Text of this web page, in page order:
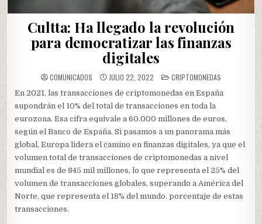
Cultta: Ha llegado la revolución
para democratizar las finanzas
digitales
COMUNICADOS JULIO 22, 2022 POSTED
IN
CRIPTOMONEDAS
En 2021, las transacciones de criptomonedas en España
supondrán el 10% del total de transacciones en toda la
eurozona. Esa cifra equivale a 60.000 millones de euros,
según el Banco de España. Si pasamos a un panorama más
global, Europa lidera el camino en finanzas digitales, ya que el
volumen total de transacciones de criptomonedas a nivel
mundial es de 845 mil millones, lo que representa el 25% del
volumen de transacciones globales, superando a América del
Norte, que representa el 18% del mundo. porcentaje de estas
transacciones.